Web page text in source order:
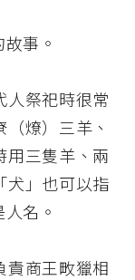
事。
人祭祀時很常
燎）三羊、
用三隻羊、兩
犬」也可以指
名。
責商王畋獵相